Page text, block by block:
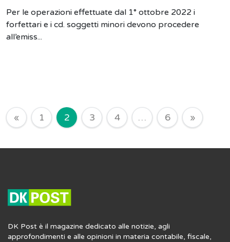
Per le operazioni effettuate dal 1° ottobre 2022 i
forfettari e i cd. soggetti minori devono procedere
all’emiss...
Navigazione degli articoli
« 1 2 3 4 … 6 »
DK Post è il magazine dedicato alle notizie, agli
approfondimenti e alle opinioni in materia contabile, fiscale,